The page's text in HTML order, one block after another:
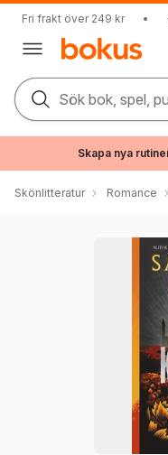
Fri frakt över 249 kr •
Sök bok, spel,
Skapa nya
Skönlitteratur Romance